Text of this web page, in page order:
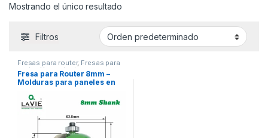
Mostrando el único resultado
Filtros
Fresas para router, Fresas para
router Herramientas para
carpintería
Fresa para Router 8mm –
Molduras para paneles en